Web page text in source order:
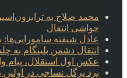
محمد صلاح به
حواشی انتقال
عادل شیفته سامورایی‌ها:
انتقال دشمن بلینگام
عکس اول استقلال، پیام
برد پرگل نساجی در